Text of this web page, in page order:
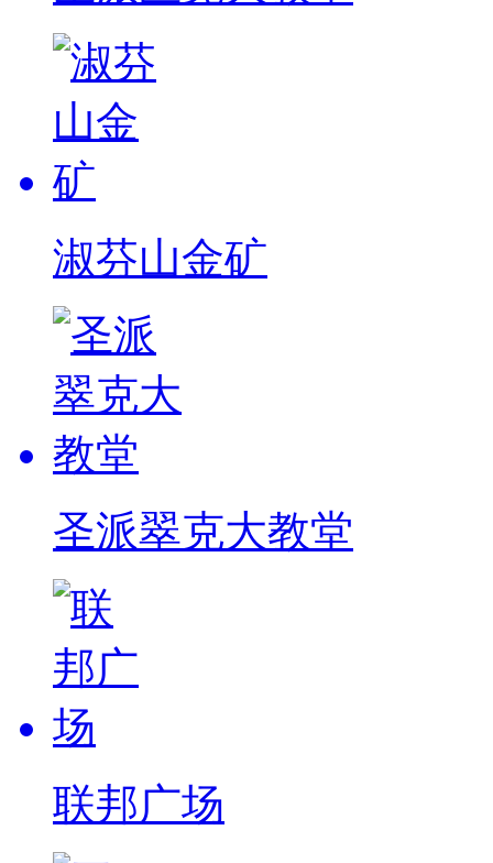
淑芬山金矿
圣派翠克大教堂
联邦广场